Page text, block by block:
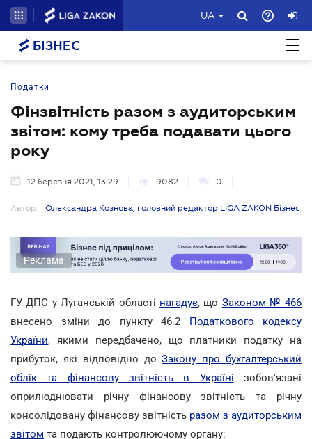
UA
БІЗНЕС
Податки
Фінзвітність разом з аудиторським
звітом: кому треба подавати цього
року
12 березня 2021, 13:29 9082 0
Автор: Олександра Кознова, головний редактор LIGA ZAKON Бізнес
Реклама
ГУ ДПС у Луганській області нагадує, що Законом № 466
внесено зміни до пункту 46.2 Податкового кодексу
України, якими передбачено, що платники податку на
прибуток, які відповідно доЗакону про бухгалтерський
облік та фінансову звітність в Україні зобов'язані
оприлюднювати річну фінансову звітність та річну
консолідовану фінансову звітність разом з аудиторським
звітом та подають контролюючому органу: